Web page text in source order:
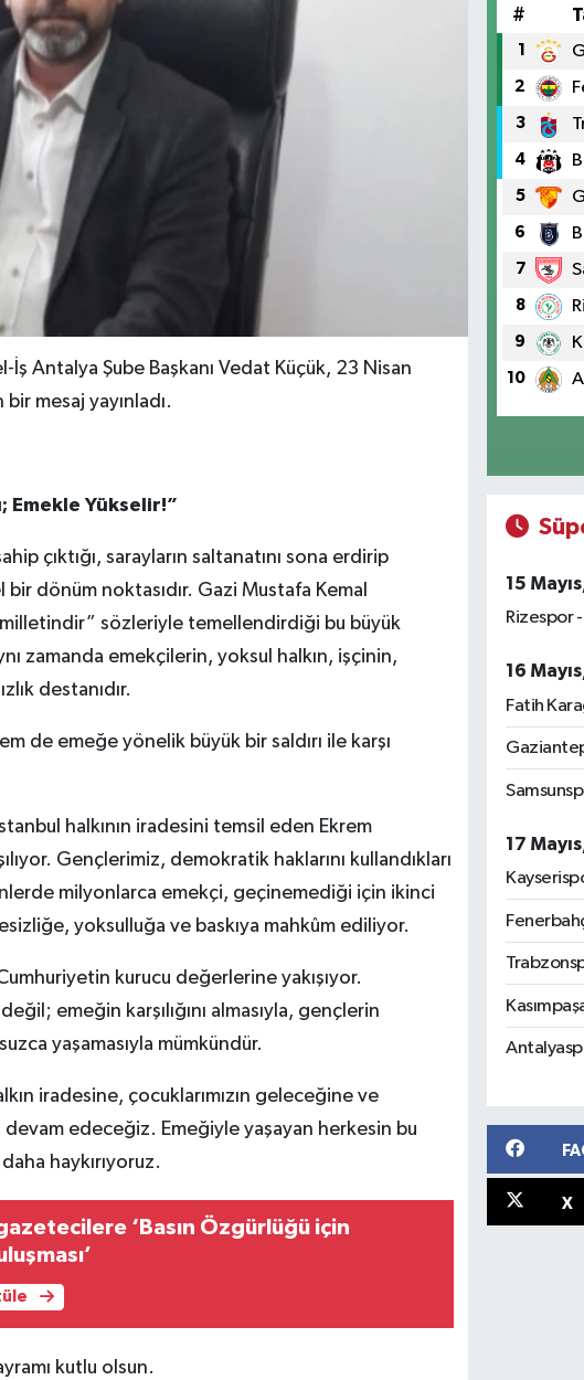
Antalya Şube Başkanı Vedat Küçük, 23 Nisan
mesaj yayınladı.
Emekle Yükselir!”
çıktığı, sarayların saltanatını sona erdirip
dönüm noktasıdır. Gazi Mustafa Kemal
milletindir” sözleriyle temellendirdiği bu büyük
zamanda emekçilerin, yoksul halkın, işçinin,
destanıdır.
de emeğe yönelik büyük bir saldırı ile karşı
halkının iradesini temsil eden Ekrem
Gençlerimiz, demokratik haklarını kullandıkları
milyonlarca emekçi, geçinemediği için ikinci
yoksulluğa ve baskıya mahkûm ediliyor.
kurucu değerlerine yakışıyor.
emeğin karşılığını almasıyla, gençlerin
yaşamasıyla mümkündür.
iradesine, çocuklarımızın geleceğine ve
edeceğiz. Emeğiyle yaşayan herkesin bu
haykırıyoruz.
‘Basın Özgürlüğü için
kutlu olsun.
#
1
2
3
4
5
6
7
8
9
10
15
Rizespor
16
Fatih
17
X